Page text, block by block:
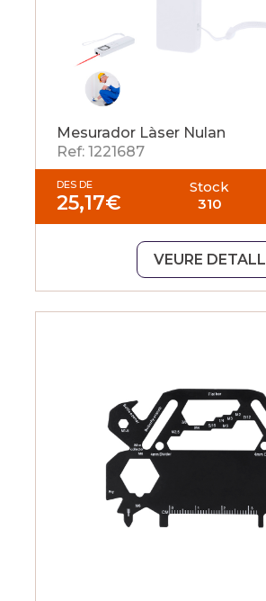
Mesurador Làser Nulan
Ref: 1221687
DES DE
25,17€
Stock
310
VEURE DETALL